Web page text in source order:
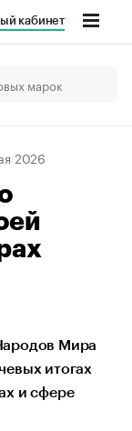
кабинет
2026
Мира
итогах
и сфере